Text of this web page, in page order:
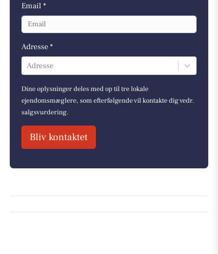
Email *
Adresse *
Adresse
Dine oplysninger deles med op til tre lokale
ejendomsmæglere, som efterfølgende vil kontakte dig vedr.
salgsvurdering.
Bliv kontaktet